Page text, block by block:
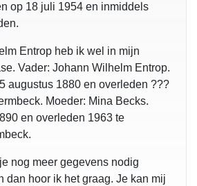
op 18 juli 1954 en inmiddels
Entrop heb ik wel in mijn
Vader: Johann Wilhelm Entrop.
augustus 1880 en overleden ???
Moeder: Mina Becks.
en overleden 1963 te
nog meer gegevens nodig
dan hoor ik het graag. Je kan mij